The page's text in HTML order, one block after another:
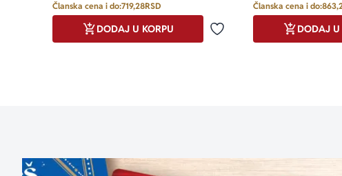
Dodaj u omiljene
Članska cena i do:719,28RSD
Dodaj u omiljene
DODAJ U KORPU
Članska cena i do:
DODAJ U